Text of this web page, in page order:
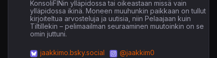
KonsoliFINin ylläpidossa tai oikeastaan missä vain
ylläpidossa ikinä. Moneen muuhunkin paikkaan on tullut
kirjoiteltua arvosteluja ja uutisia, niin Pelaajaan kuin
Tiltillekin – pelimaailman seuraaminen muutoinkin on se
omin juttuni.
jaakkimo.bsky.social
@jaakkim0